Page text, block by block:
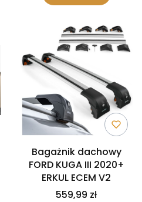
Bagażnik dachowy
FORD KUGA III 2020+
ERKUL ECEM V2
559,99 zł